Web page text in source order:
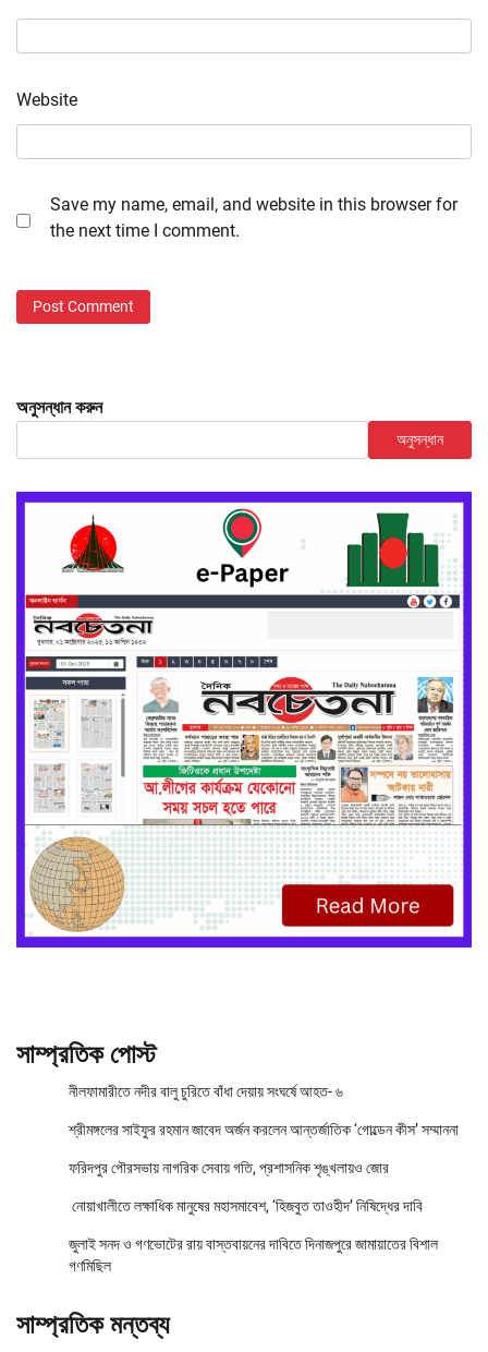
Website
Save my name, email, and website in this browser for
the next time I comment.
অনুসন্ধান করুন
অনুসন্ধান
সাম্প্রতিক পোস্ট
নীলফামারীতে নদীর বালু চুরিতে বাঁধা দেয়ায় সংঘর্ষে আহত- ৬
শ্রীমঙ্গলের সাইফুর রহমান জাবেদ অর্জন করলেন আন্তর্জাতিক ‘গোল্ডেন কীস’ সম্মাননা
ফরিদপুর পৌরসভায় নাগরিক সেবায় গতি, প্রশাসনিক শৃঙ্খলায়ও জোর
নোয়াখালীতে লক্ষাধিক মানুষের মহাসমাবেশ, ‘হিজবুত তাওহীদ’ নিষিদ্ধের দাবি
জুলাই সনদ ও গণভোটের রায় বাস্তবায়নের দাবিতে দিনাজপুরে জামায়াতের বিশাল
গণমিছিল
সাম্প্রতিক মন্তব্য